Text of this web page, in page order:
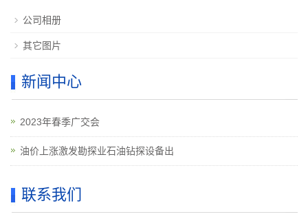
公司相册
其它图片
新闻中心
2023年春季广交会
油价上涨激发勘探业石油钻探设备出
联系我们